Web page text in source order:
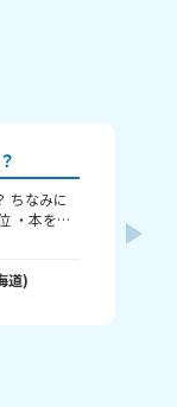
ちなみに
・本を読
す！ じ
道)